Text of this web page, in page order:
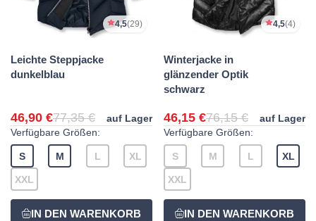
4,5(29)
Leichte Steppjacke
dunkelblau
46,90 €77,35 €
auf Lager
Verfügbare Größen:
S M L XL
XXL
4,5(4)
Winterjacke in
glänzender Optik
schwarz
46,15 €76,15 €
auf Lager
Verfügbare Größen:
S M L XL
XXL